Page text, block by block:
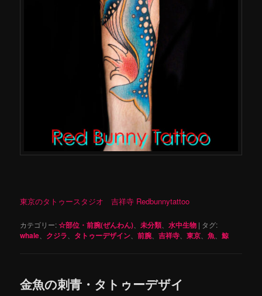
東京のタトゥースタジオ 吉祥寺 Redbunnytattoo
カテゴリー:☆部位・前腕(ぜんわん)、未分類、水中生物 | タグ:
whale、 クジラ、 タトゥーデザイン、前腕、吉祥寺、東京、魚、鯨
金魚の刺青・タトゥーデザイ